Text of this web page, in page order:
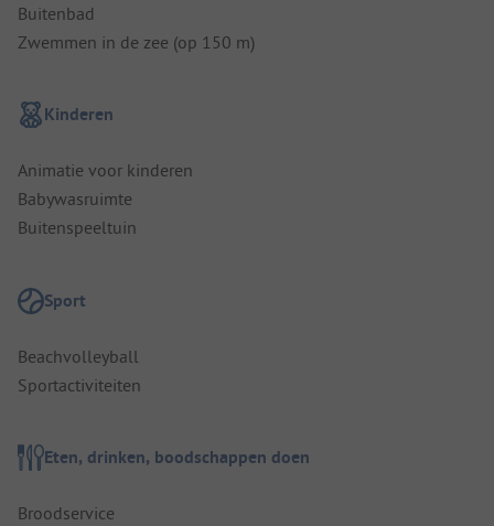
Buitenbad
Zwemmen in de zee (op 150 m)
Kinderen
Animatie voor kinderen
Babywasruimte
Buitenspeeltuin
Sport
Beachvolleyball
Sportactiviteiten
Eten, drinken, boodschappen doen
Broodservice